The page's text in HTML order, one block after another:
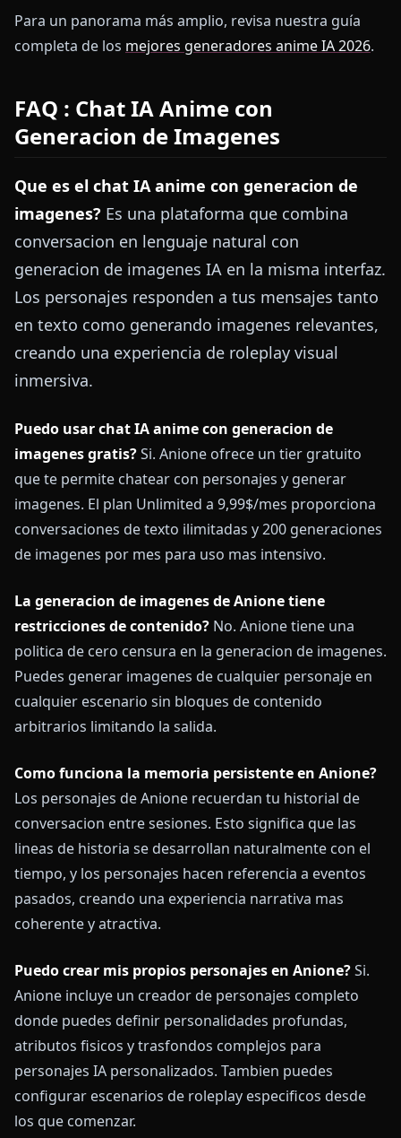
Para un panorama más amplio, revisa nuestra guía
completa de los mejores generadores anime IA 2026.
FAQ : Chat IA Anime con
Generacion de Imagenes
Que es el chat IA anime con generacion de
imagenes? Es una plataforma que combina
conversacion en lenguaje natural con
generacion de imagenes IA en la misma interfaz.
Los personajes responden a tus mensajes tanto
en texto como generando imagenes relevantes,
creando una experiencia de roleplay visual
inmersiva.
Puedo usar chat IA anime con generacion de
imagenes gratis?Si. Anione ofrece un tier gratuito
que te permite chatear con personajes y generar
imagenes. El plan Unlimited a 9,99$/mes proporciona
conversaciones de texto ilimitadas y 200 generaciones
de imagenes por mes para uso mas intensivo.
La generacion de imagenes de Anione tiene
restricciones de contenido? No. Anione tiene una
politica de cero censura en la generacion de imagenes.
Puedes generar imagenes de cualquier personaje en
cualquier escenario sin bloques de contenido
arbitrarios limitando la salida.
Como funciona la memoria persistente en Anione?
Los personajes de Anione recuerdan tu historial de
conversacion entre sesiones. Esto significa que las
lineas de historia se desarrollan naturalmente con el
tiempo, y los personajes hacen referencia a eventos
pasados, creando una experiencia narrativa mas
coherente y atractiva.
Puedo crear mis propios personajes en Anione?Si.
Anione incluye un creador de personajes completo
donde puedes definir personalidades profundas,
atributos fisicos y trasfondos complejos para
personajes IA personalizados. Tambien puedes
configurar escenarios de roleplay especificos desde
los que comenzar.